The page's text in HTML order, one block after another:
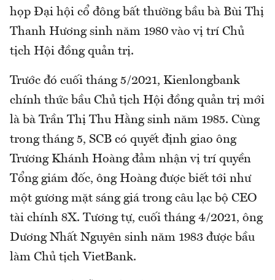
họp Đại hội cổ đông bất thường bầu bà Bùi Thị
Thanh Hương sinh năm 1980 vào vị trí Chủ
tịch Hội đồng quản trị.
Trước đó cuối tháng 5/2021, Kienlongbank
chính thức bầu Chủ tịch Hội đồng quản trị mới
là bà Trần Thị Thu Hằng sinh năm 1985. Cùng
trong tháng 5, SCB có quyết định giao ông
Trương Khánh Hoàng đảm nhận vị trí quyền
Tổng giám đốc, ông Hoàng được biết tới như
một gương mặt sáng giá trong câu lạc bộ CEO
tài chính 8X. Tương tự, cuối tháng 4/2021, ông
Dương Nhất Nguyên sinh năm 1983 được bầu
làm Chủ tịch VietBank.